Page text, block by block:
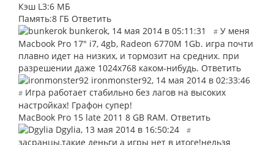
Кэш L3:6 МБ
Память:8 ГБ Ответить
bunkerok, 14 мая 2014 в 05:11:31 # У меня
Macbook Pro 17" i7, 4gb, Radeon 6770M 1Gb. игра почти
плавно идет на низких, и тормозит на средних. при
разрешении даже 1024х768 каком-нибудь. Ответить
ironmonster92, 14 мая 2014 в 02:33:46
# Игра работает стабильно без лагов на высоких
настройках! Графон супер!
MacBook Pro 15 late 2011 8 GB RAM. Ответить
Dgylia, 13 мая 2014 в 16:50:24 #
засранцы,такие деньги а игры нет в итоге!нельзя